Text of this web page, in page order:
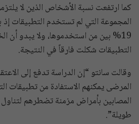
كما ارتفعت نسبة الأشخاص الذين لا
19% بين من استخدموها، ولا يبدو أن
التطبيقات شكلت فارقاً في النتيجة.
وقالت سانتو “إن الدراسة تدفع إلى
المرضى يمكنهم الاستفادة من تطبيقات
المصابين بأمراض مزمنة تضطرهم
طويلة”.